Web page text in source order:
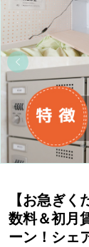
【お急ぎく
数料＆初月
ーン！シェ